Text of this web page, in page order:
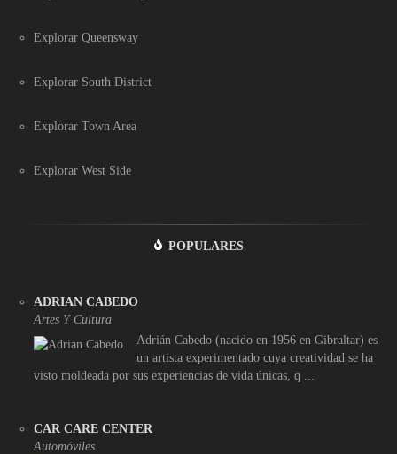
Explorar Queensway
Explorar South District
Explorar Town Area
Explorar West Side
POPULARES
ADRIAN CABEDO
Artes Y Cultura
Adrián Cabedo (nacido en 1956 en Gibraltar) es
un artista experimentado cuya creatividad se ha
visto moldeada por sus experiencias de vida únicas, q ...
CAR CARE CENTER
Automóviles